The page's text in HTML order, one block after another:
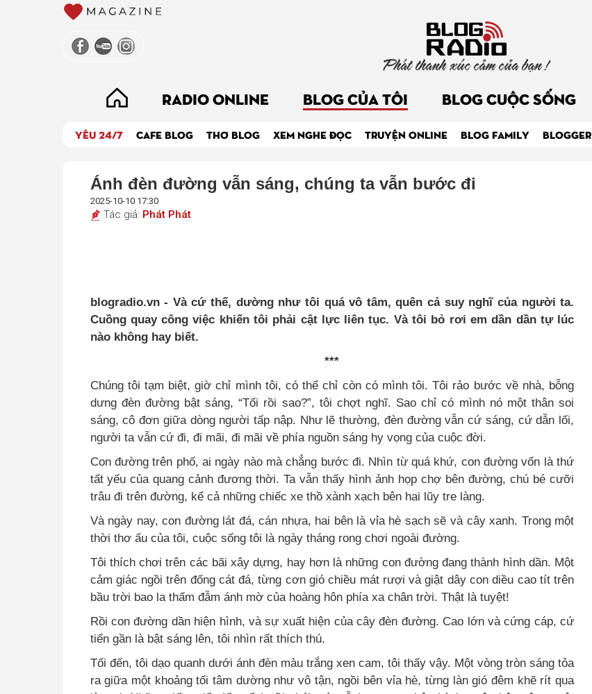
Phát thanh xúc cảm của bạn !
RADIO ONLINE BLOG CỦA TÔI BLOG CUỘC SỐNG
YÊU 24/7 CAFE BLOG THƠ BLOG XEM NGHE ĐỌC TRUYỆN ONLINE BLOG FAMILY BLOGGER
Ánh đèn đường vẫn sáng, chúng ta vẫn bước đi
2025-10-10 17:30
Tác giả: Phát Phát
blogradio.vn - Và cứ thế, dường như tôi quá vô tâm, quên cả suy nghĩ của người ta.
Cuồng quay công việc khiến tôi phải cật lực liên tục. Và tôi bỏ rơi em dần dần tự lúc
nào không hay biết.
***
Chúng tôi tạm biệt, giờ chỉ mình tôi, có thể chỉ còn có mình tôi. Tôi rảo bước về nhà, bỗng
dưng đèn đường bật sáng, “Tối rồi sao?”, tôi chợt nghĩ. Sao chỉ có mình nó một thân soi
sáng, cô đơn giữa dòng người tấp nập. Như lẽ thường, đèn đường vẫn cứ sáng, cứ dẫn lối,
người ta vẫn cứ đi, đi mãi, đi mãi về phía nguồn sáng hy vọng của cuộc đời.
Con đường trên phố, ai ngày nào mà chẳng bước đi. Nhìn từ quá khứ, con đường vốn là thứ
tất yếu của quang cảnh đương thời. Ta vẫn thấy hình ảnh họp chợ bên đường, chú bé cưỡi
trâu đi trên đường, kể cả những chiếc xe thồ xành xạch bên hai lũy tre làng.
Và ngày nay, con đường lát đá, cán nhựa, hai bên là vỉa hè sạch sẽ và cây xanh. Trong một
thời thơ ấu của tôi, cuộc sống tôi là ngày tháng rong chơi ngoài đường.
Tôi thích chơi trên các bãi xây dựng, hay hơn là những con đường đang thành hình dần. Một
cảm giác ngồi trên đống cát đá, từng cơn gió chiều mát rượi và giật dây con diều cao tít trên
bầu trời bao la thấm đẫm ánh mờ của hoàng hôn phía xa chân trời. Thật là tuyệt!
Rồi con đường dần hiện hình, và sự xuất hiện của cây đèn đường. Cao lớn và cứng cáp, cứ
tiến gần là bật sáng lên, tôi nhìn rất thích thú.
Tối đến, tôi dạo quanh dưới ánh đèn màu trắng xen cam, tôi thấy vậy. Một vòng tròn sáng tỏa
ra giữa một khoảng tối tâm dường như vô tận, ngồi bên vỉa hè, từng làn gió đêm khẽ rít qua